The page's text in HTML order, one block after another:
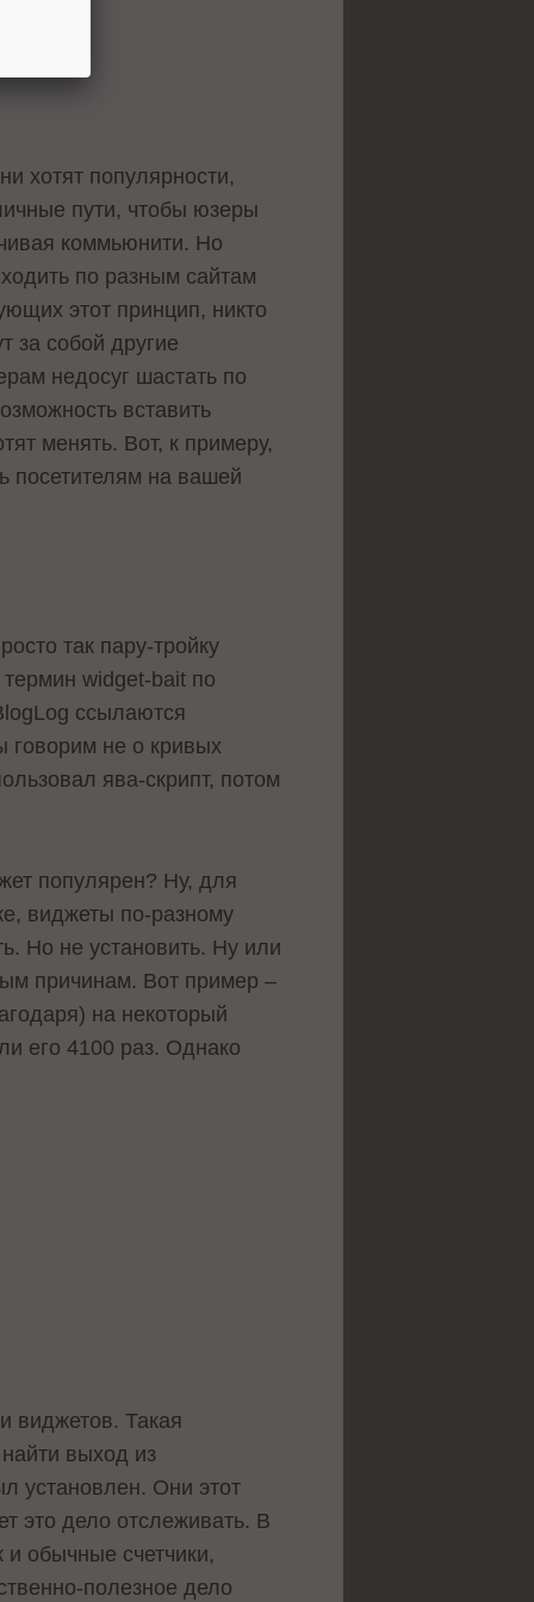
хотят популярности,
пути, чтобы юзеры
коммьюнити. Но
по разным сайтам
этот принцип, никто
за собой другие
недосуг шастать по
вставить
менять. Вот, к примеру,
посетителям на вашей
так пару-тройку
widget-bait по
ссылаются
говорим не о кривых
ява-скрипт, потом
популярен? Ну, для
виджеты по-разному
Но не установить. Ну или
причинам. Вот пример –
на некоторый
его 4100 раз. Однако
виджетов. Такая
выход из
установлен. Они этот
это дело отслеживать. В
и обычные счетчики,
полезное дело